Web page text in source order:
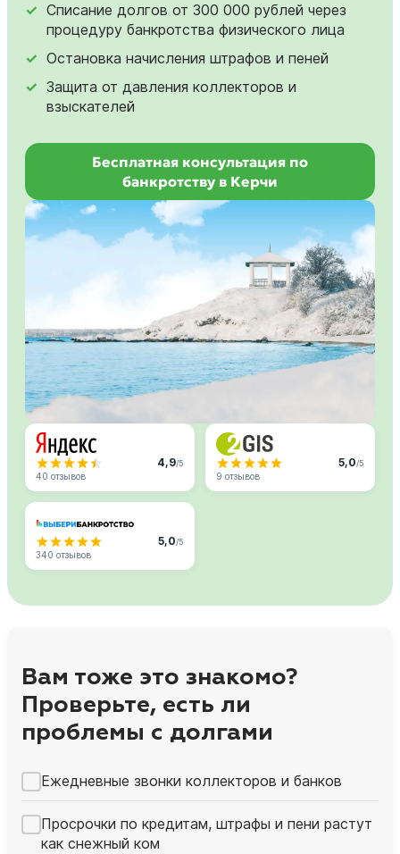
Списание долгов от 300 000 рублей через
процедуру банкротства физического лица
Остановка начисления штрафов и пеней
Защита от давления коллекторов и
взыскателей
Бесплатная консультация по
банкротству в Керчи
4,9/5
40 отзывов
5,0/5
9 отзывов
5,0/5
340 отзывов
Вам тоже это знакомо?
Проверьте, есть ли
проблемы с долгами
Ежедневные звонки коллекторов и банков
Просрочки по кредитам, штрафы и пени растут
как снежный ком